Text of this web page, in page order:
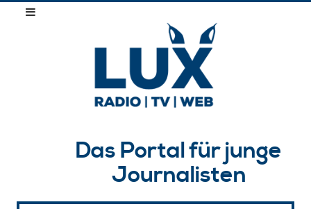
Das Portal für junge
Journalisten